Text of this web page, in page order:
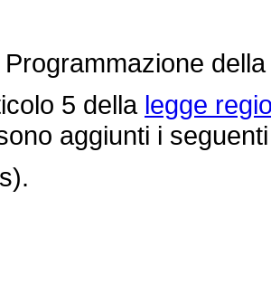
Programmazione
5 della legge
aggiunti i